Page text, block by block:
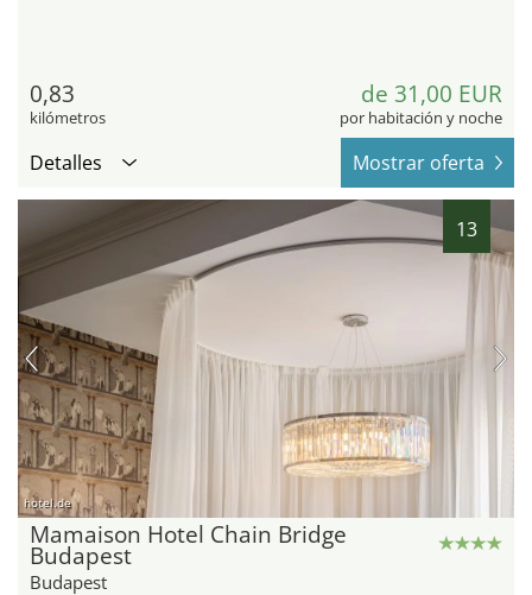
0,83
kilómetros
de 31,00 EUR
por habitación y noche
Detalles Mostrar oferta
13
hotel.de
Mamaison Hotel Chain Bridge
Budapest
Budapest